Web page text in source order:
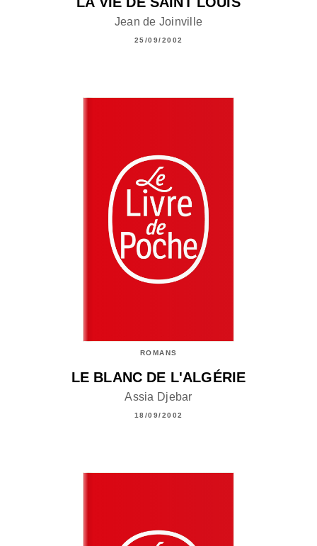
Jean de Joinville
25/09/2002
ROMANS
LE BLANC DE L'ALGÉRIE
Assia Djebar
18/09/2002